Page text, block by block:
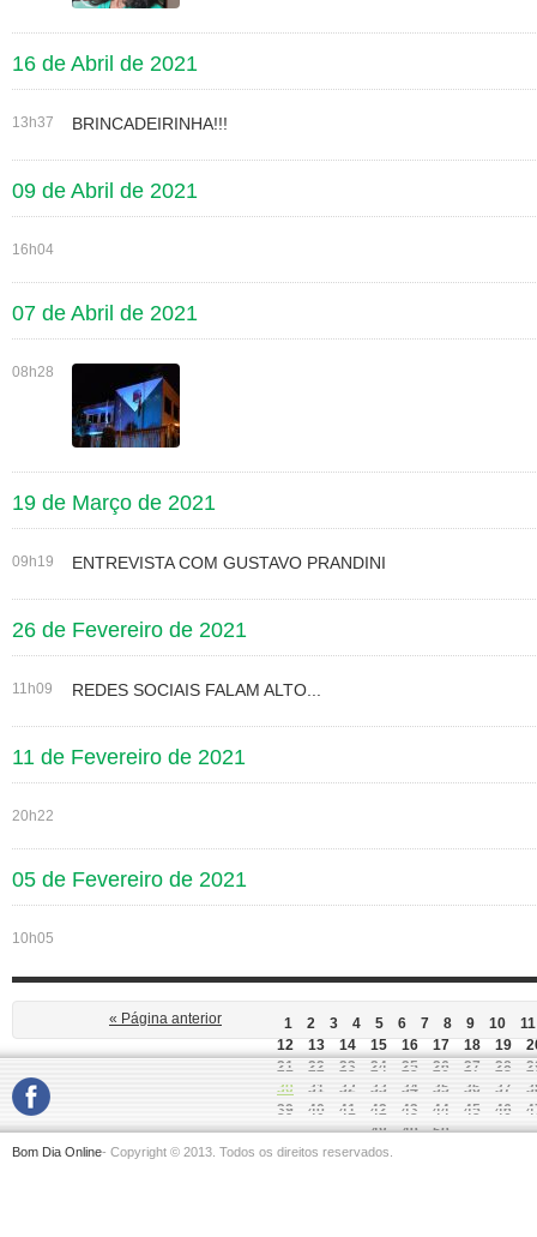
16 de Abril de 2021
13h37 BRINCADEIRINHA!!!
09 de Abril de 2021
16h04
07 de Abril de 2021
08h28
19 de Março de 2021
09h19 ENTREVISTA COM GUSTAVO PRANDINI
26 de Fevereiro de 2021
11h09 REDES SOCIAIS FALAM ALTO...
11 de Fevereiro de 2021
20h22
05 de Fevereiro de 2021
10h05
« Página anterior 1 2 3 4 5 6 7 8 9 10
11
12
13 14 15 16 17 18 19
21
22 23 24 25 26 27 28
30
31 32 33 34 35 36 37
39
40 41 42 43 44 45 46
48
49 50
Bom Dia Online- Copyright © 2013. Todos os direitos reservados.